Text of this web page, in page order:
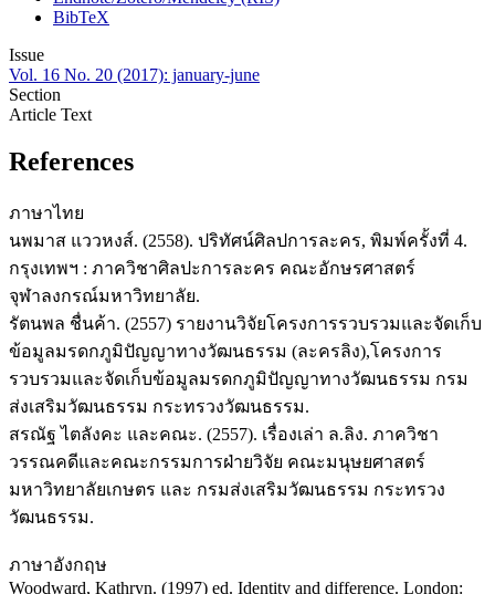
BibTeX
Issue
Vol. 16 No. 20 (2017): january-june
Section
Article Text
References
ภาษาไทย
นพมาส แววหงส์. (2558). ปริทัศน์ศิลปการละคร, พิมพ์ครั้งที่ 4.
กรุงเทพฯ : ภาควิชาศิลปะการละคร คณะอักษรศาสตร์
จุฬาลงกรณ์มหาวิทยาลัย.
รัตนพล ชื่นค้า. (2557) รายงานวิจัยโครงการรวบรวมและจัดเก็บ
ข้อมูลมรดกภูมิปัญญาทางวัฒนธรรม (ละครลิง),โครงการ
รวบรวมและจัดเก็บข้อมูลมรดกภูมิปัญญาทางวัฒนธรรม กรม
ส่งเสริมวัฒนธรรม กระทรวงวัฒนธรรม.
สรณัฐ ไตลังคะ และคณะ. (2557). เรื่องเล่า ล.ลิง. ภาควิชา
วรรณคดีและคณะกรรมการฝ่ายวิจัย คณะมนุษยศาสตร์
มหาวิทยาลัยเกษตร และ กรมส่งเสริมวัฒนธรรม กระทรวง
วัฒนธรรม.
ภาษาอังกฤษ
Woodward, Kathryn. (1997) ed. Identity and difference. London: